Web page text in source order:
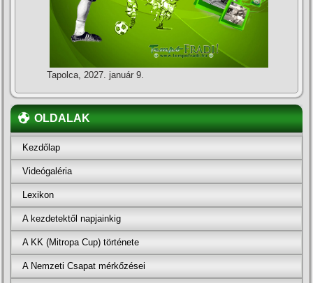
Tapolca, 2027. január 9.
OLDALAK
Kezdőlap
Videógaléria
Lexikon
A kezdetektől napjainkig
A KK (Mitropa Cup) története
A Nemzeti Csapat mérkőzései